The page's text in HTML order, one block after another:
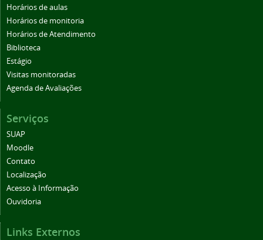
Horários de aulas
Horários de monitoria
Horários de Atendimento
Biblioteca
Estágio
Visitas monitoradas
Agenda de Avaliações
Serviços
SUAP
Moodle
Contato
Localização
Acesso à Informação
Ouvidoria
Links Externos